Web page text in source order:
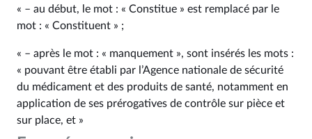
« – au début, le mot : « Constitue » est remplacé par le
mot : « Constituent » ;
« – après le mot : « manquement », sont insérés les mots :
« pouvant être établi par l’Agence nationale de sécurité
du médicament et des produits de santé, notamment en
application de ses prérogatives de contrôle sur pièce et
sur place, et »